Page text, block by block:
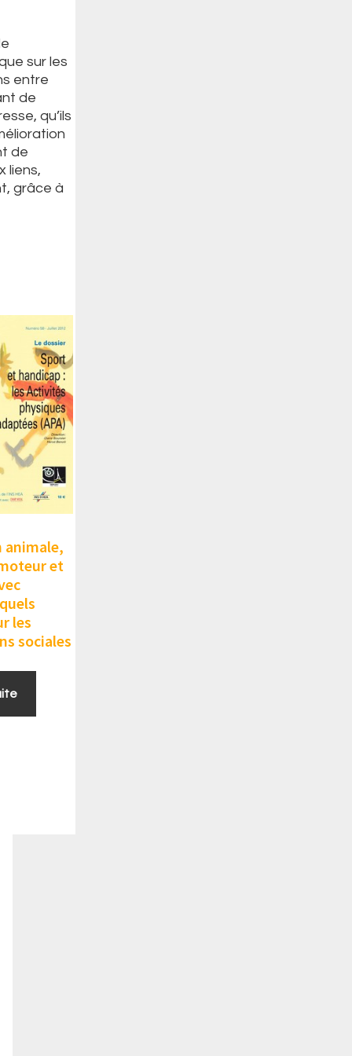
sur les
entre
de
qu’ils
de
liens,
grâce à
animale,
et
les
sociales